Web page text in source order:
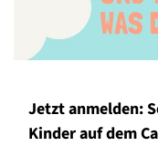
Jetzt anmelden:
Kinder auf dem